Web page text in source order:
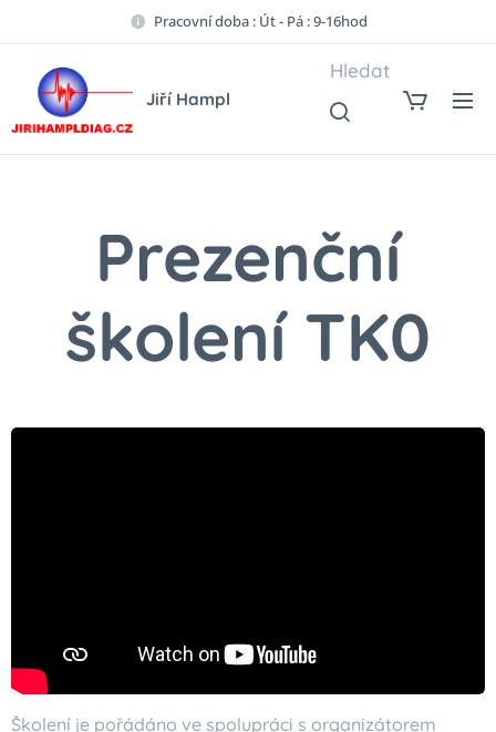
Pracovní doba : Út - Pá : 9-16hod
Jiří Hampl
Hledat
Prezenční
školení TK0
Školení je pořádáno ve spolupráci s organizátorem